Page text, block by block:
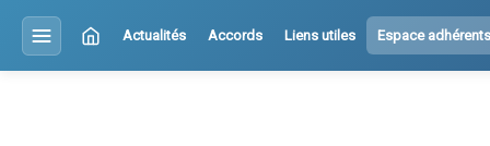
Actualités Accords Liens utiles Espace adhérents